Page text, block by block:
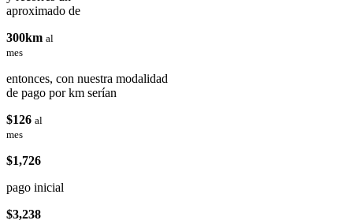
aproximado de
300km al
mes
entonces, con nuestra modalidad
de pago por km serían
$126 al
mes
$1,726
pago inicial
$3,238